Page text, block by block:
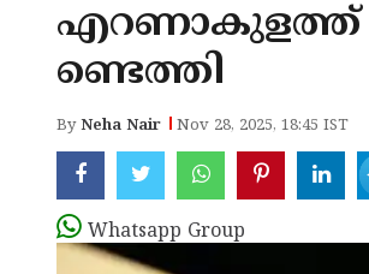
എറണാകുളത്ത്
ണ്ടെത്തി
ByNeha Nair Nov 28, 2025, 18:45 IST
Whatsapp Group